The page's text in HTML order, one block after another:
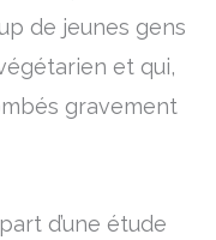
de jeunes gens
et qui,
gravement
d’une étude